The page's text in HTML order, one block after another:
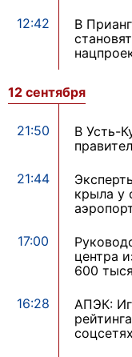
12:42
В
12 сентября
21:50
В Усть-
21:44
крыла у
17:00
центра
600
16:28
АПЭК:
соцсетях